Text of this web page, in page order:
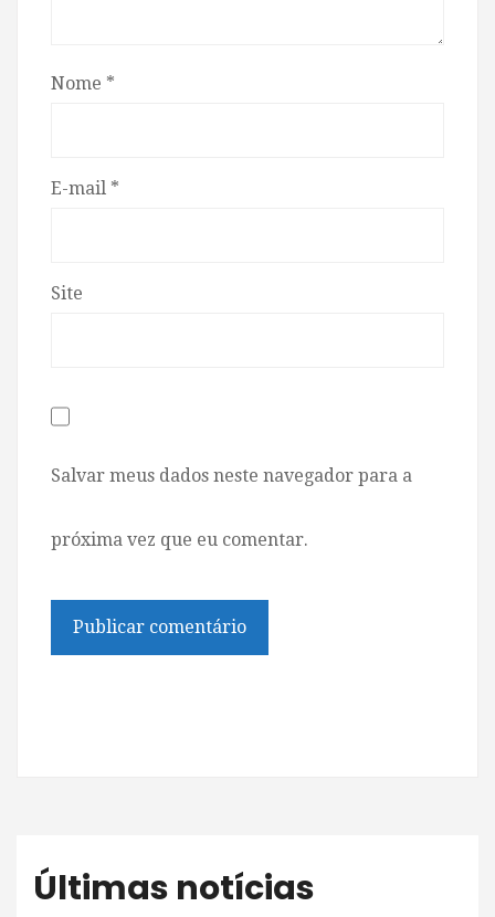
Nome *
E-mail *
Site
Salvar meus dados neste navegador para a
próxima vez que eu comentar.
Últimas notícias